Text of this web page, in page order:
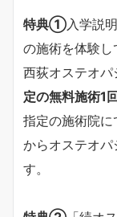
特典①入学説
の施術を体験
西荻オステオ
定の無料施術1
指定の施術院
からオステオ
す。